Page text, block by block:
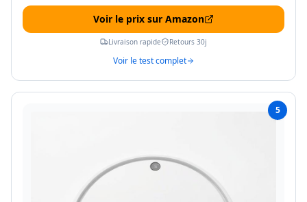
Voir le prix sur Amazon
Livraison rapide Retours 30j
Voir le test complet
5